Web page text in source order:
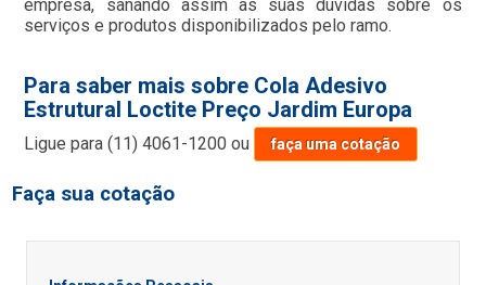
empresa, sanando assim as suas dúvidas sobre os
serviços e produtos disponibilizados pelo ramo.
Para saber mais sobre Cola Adesivo
Estrutural Loctite Preço Jardim Europa
Ligue para(11) 4061-1200 ou faça uma cotação
Faça sua cotação